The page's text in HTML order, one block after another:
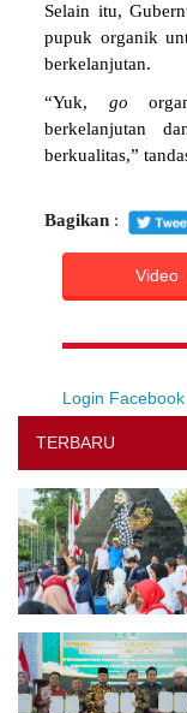
Selain itu,
pupuk organik
berkelanjutan.
“Yuk, go
berkelanjutan
berkualitas,”
Bagikan :
Video
Login
TERBARU